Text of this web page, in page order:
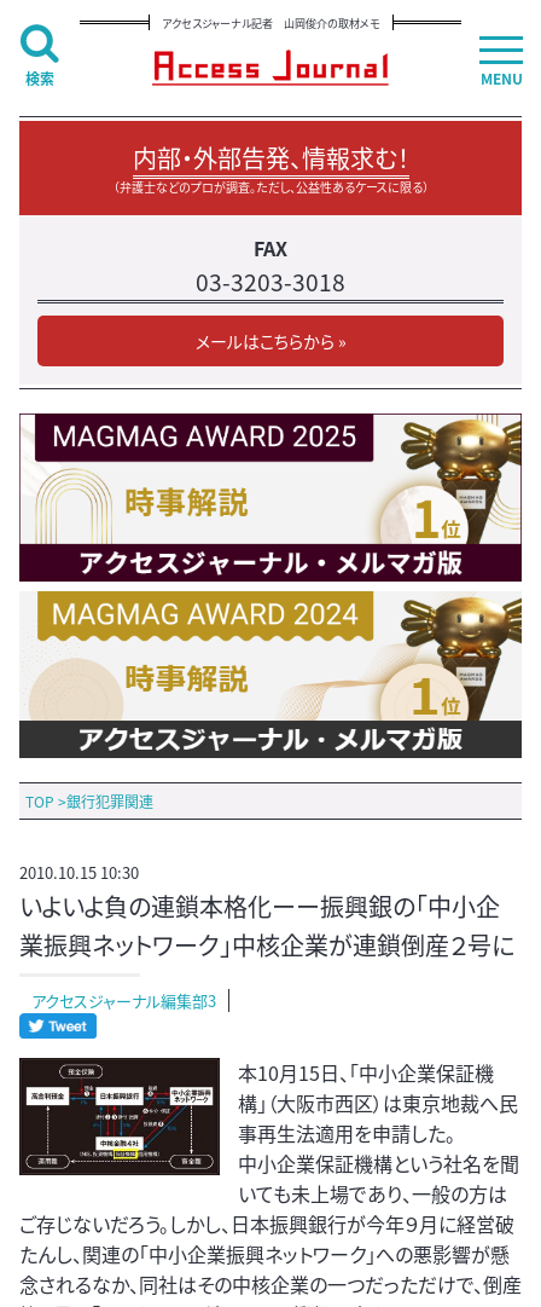
アクセスジャーナル記者 山岡俊介の取材メモ
内部・外部告発、情報求む！
（弁護士などのプロが調査。ただし、公益性あるケースに限る）
FAX
03-3203-3018
メールはこちらから »
TOP >銀行犯罪関連
2010.10.15 10:30
いよいよ負の連鎖本格化ーー振興銀の「中小企
業振興ネットワーク」中核企業が連鎖倒産２号に
アクセスジャーナル編集部3
本10月15日、「中小企業保証機
構」（大阪市西区）は東京地裁へ民
事再生法適用を申請した。
中小企業保証機構という社名を聞
いても未上場であり、一般の方は
ご存じないだろう。しかし、日本振興銀行が今年９月に経営破
たんし、関連の「中小企業振興ネットワーク」への悪影響が懸
念されるなか、同社はその中核企業の一つだっただけで、倒産
MENU
検索